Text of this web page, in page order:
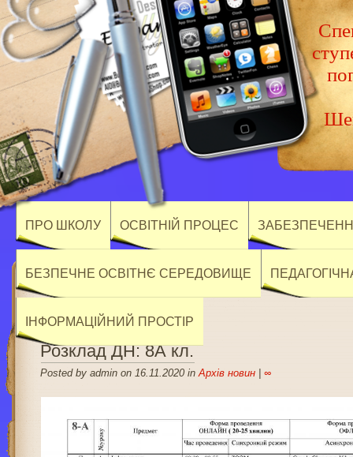
ПРО ШКОЛУ ОСВІТНІЙ ПРОЦЕС
БЕЗПЕЧНЕ ОСВІТНЄ СЕРЕДОВИЩЕ
ІНФОРМАЦІЙНИЙ ПРОСТІР
Розклад ДН: 8А кл.
Posted by admin on 16.11.2020 inАрхів новин |∞